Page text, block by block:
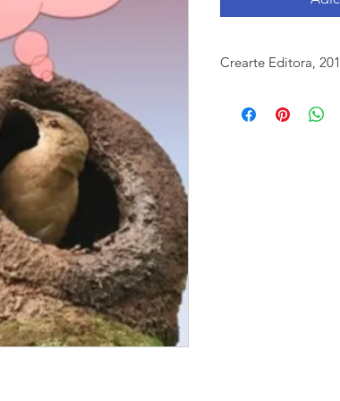
Crearte Editora,